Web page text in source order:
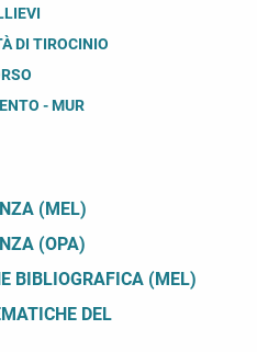
DI TIROCINIO
- MUR
(MEL)
(OPA)
BIBLIOGRAFICA (MEL)
DEL